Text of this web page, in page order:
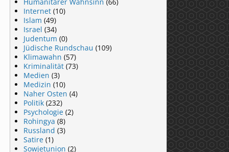
Humanitärer Wahnsinn (66)
Internet (10)
Islam (49)
Israel (34)
Judentum (0)
Jüdische Rundschau (109)
Klimawahn (57)
Kriminalität (73)
Medien (3)
Medizin (10)
Naher Osten (4)
Politik (232)
Psychologie (2)
Rohingya (8)
Russland (3)
Satire (1)
Sowjetunion (2)